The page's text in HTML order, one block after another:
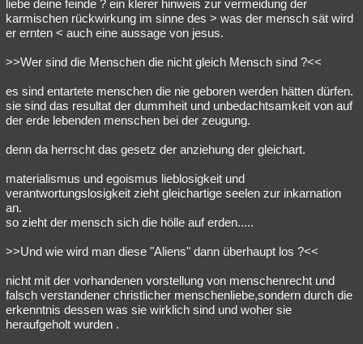
liebe deine feinde ? ein klerer hinweis zur vermeidung der
karmischen rückwirkung im sinne des > was der mensch sät wird
er ernten < auch eine aussage von jesus.
>>Wer sind die Menschen die nicht gleich Mensch sind ?<<
es sind entartete menschen die nie geboren werden hätten dürfen.
sie sind das resultat der dummheit und unbedachtsamkeit von auf
der erde lebenden menschen bei der zeugung.
denn da herrscht das gesetz der anziehung der gleichart.
materialismus und egoismus lieblosigkeit und
verantwortungslosigkeit zieht gleichartige seelen zur inkarnation
an.
so zieht der mensch sich die hölle auf erden.....
>>Und wie wird man diese "Aliens" dann überhaupt los ?<<
nicht mit der vorhandenen vorstellung von menschenrecht und
falsch verstandener christlicher menschenliebe,sondern durch die
erkenntnis dessen was sie wirklich sind und woher sie
heraufgeholt wurden .